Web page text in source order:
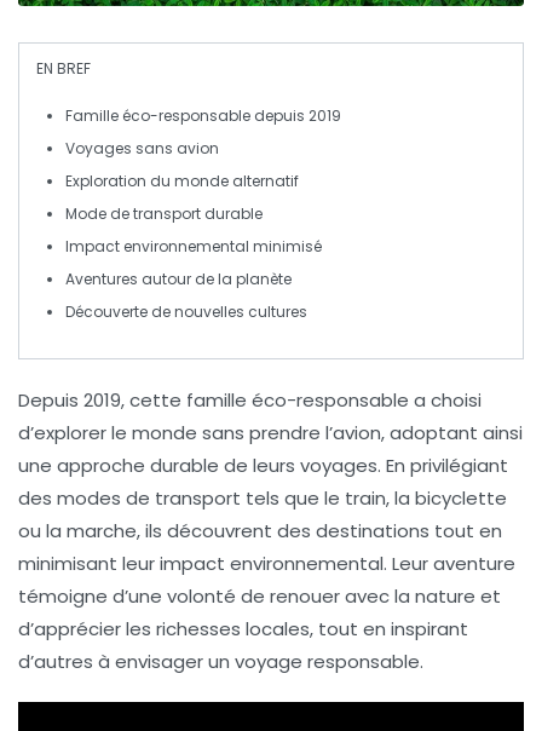
EN BREF
Famille éco-responsable depuis 2019
Voyages sans avion
Exploration du monde alternatif
Mode de transport durable
Impact environnemental minimisé
Aventures autour dela planète
Découverte de nouvelles cultures
Depuis 2019, cette famille éco-responsable a choisi
d’explorer le monde sans prendre l’avion, adoptant ainsi
une approche durable de leurs voyages. En privilégiant
des modes de transport tels que le train, la bicyclette
ou la marche, ils découvrent des destinations tout en
minimisant leur impact environnemental. Leur aventure
témoigne d’une volonté de renouer avec la nature et
d’apprécier les richesses locales, tout en inspirant
d’autres à envisager un voyage responsable.